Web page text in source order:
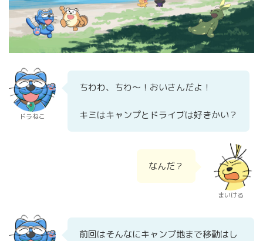
ドラねこ
ちわわ、ちわ～！おいさんだよ！
キミはキャンプとドライブは好きかい？
なんだ？
まいける
前回はそんなにキャンプ地まで移動はし